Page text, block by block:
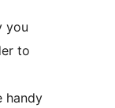
you
to
handy